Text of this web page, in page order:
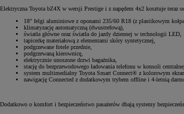
Elektryczna Toyota bZ4X w wersji Prestige i z napędem 4x2 kosztuje teraz
18" felgi aluminiowe z oponami 235/60 R18 (z plastikowym
klimatyzację automatyczną (dwustrefową),
światła główne oraz światła do jazdy dziennej w technologii LED,
tapicerkę materiałową z elementami skóry syntetycznej,
podgrzewane fotele przednie,
podgrzewaną kierownicę,
elektrycznie unoszone drzwi bagażnika,
stację do bezprzewodowego ładowania telefonu w konsoli centralnej,
system multimedialny Toyota Smart Connect® z kolorowym
nawigację Connected z dodatkowym trybem offline i 4-letnią
Dodatkowo o komfort i bezpieczeństwo pasażerów dbają systemy